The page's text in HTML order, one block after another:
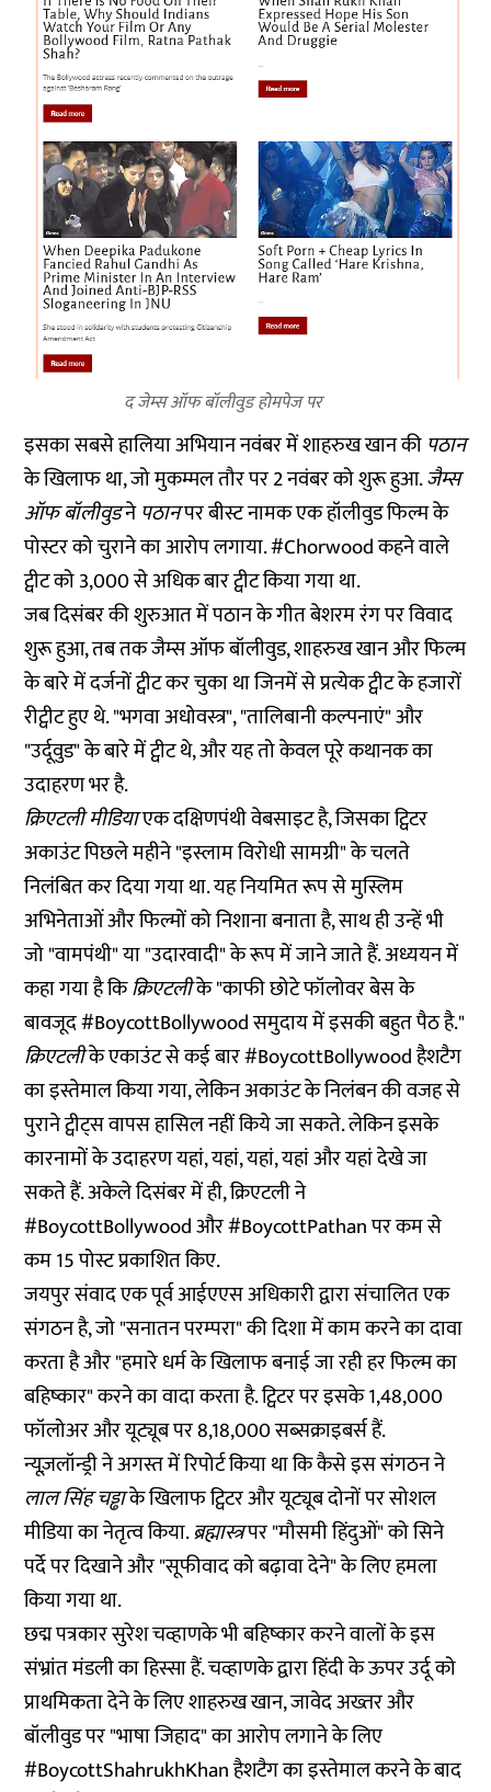
द जेम्स ऑफ बॉलीवुड होमपेज पर
इसका सबसे हालिया अभियान नवंबर में शाहरुख खान कीपठान
के खिलाफ था, जो मुकम्मल तौर पर 2 नवंबर को शुरू हुआ.जैम्स
ऑफ बॉलीवुडनेपठानपर बीस्ट नामक एक हॉलीवुड फिल्म के
पोस्टर को चुराने का आरोप लगाया. #Chorwood कहने वाले
ट्वीट को 3,000 से अधिक बार ट्वीट किया गया था.
जब दिसंबर की शुरुआत में पठान के गीत बेशरम रंग पर विवाद
शुरू हुआ, तब तक जैम्स ऑफ बॉलीवुड, शाहरुख खान और फिल्म
के बारे मेंदर्जनोंट्वीट कर चुका था जिनमें से प्रत्येक ट्वीट के हजारों
रीट्वीट हुए थे. "भगवा अधोवस्त्र", "तालिबानी कल्पनाएं" और
"उर्दूवुड" के बारे में ट्वीट थे, और यह तो केवल पूरे कथानक का
उदाहरण भर है.
क्रिएटली मीडियाएक दक्षिणपंथी वेबसाइट है, जिसका ट्विटर
अकाउंट पिछले महीने "इस्लाम विरोधी सामग्री" के चलते
निलंबितकर दिया गया था. यह नियमित रूप से मुस्लिम
अभिनेताओं और फिल्मों को निशाना बनाता है, साथ ही उन्हें भी
जो "वामपंथी" या "उदारवादी" के रूप में जाने जाते हैं. अध्ययन में
कहा गया है किक्रिएटलीके "काफी छोटे फॉलोवर बेस के
बावजूद #BoycottBollywood समुदाय में इसकी बहुत पैठ है."
क्रिएटलीके एकाउंट से कई बार #BoycottBollywood हैशटैग
का इस्तेमाल किया गया, लेकिन अकाउंट के निलंबन की वजह से
पुराने ट्वीट्स वापस हासिल नहीं किये जा सकते. लेकिन इसके
कारनामों के उदाहरणयहां,यहां,यहां,यहांऔरयहांदेखे जा
सकते हैं. अकेले दिसंबर में ही, क्रिएटली ने
#BoycottBollywood और #BoycottPathan पर कम से
कम 15 पोस्ट प्रकाशित किए.
जयपुर संवाद एक पूर्व आईएएस अधिकारी द्वारा संचालित एक
संगठन है, जो "सनातन परम्परा" की दिशा में काम करने कादावा
करता है और "हमारे धर्म के खिलाफ बनाई जा रही हर फिल्म का
बहिष्कार" करने का वादा करता है. ट्विटर पर इसके 1,48,000
फॉलोअर और यूट्यूब पर 8,18,000 सब्सक्राइबर्स हैं.
न्यूज़लॉन्ड्री ने अगस्त मेंरिपोर्टकिया था कि कैसे इस संगठन ने
लाल सिंह चड्ढाके खिलाफट्विटरऔरयूट्यूबदोनों पर सोशल
मीडिया का नेतृत्व किया.ब्रह्मास्त्रपर "मौसमी हिंदुओं" को सिने
पर्दे पर दिखाने और "सूफीवाद को बढ़ावा देने" के लिए हमला
किया गया था.
छद्म पत्रकार सुरेश चव्हाणके भी बहिष्कार करने वालों के इस
संभ्रांत मंडली का हिस्सा हैं. चव्हाणके द्वारा हिंदी के ऊपर उर्दू को
प्राथमिकता देने के लिए शाहरुख खान, जावेद अख्तर और
बॉलीवुड पर "भाषा जिहाद" का आरोप लगाने के लिए
#BoycottShahrukhKhan हैशटैग का इस्तेमाल करने के बाद